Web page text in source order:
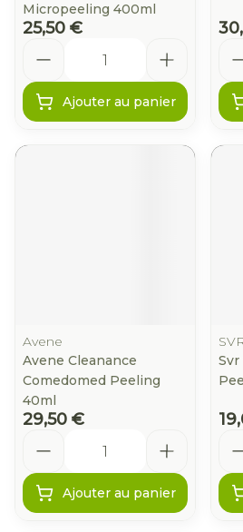
Micropeeling 400ml
25,50 €
Ajouter au panier
Avene
Avene Cleanance
Comedomed Peeling
40ml
29,50 €
Ajouter au panier
Svr